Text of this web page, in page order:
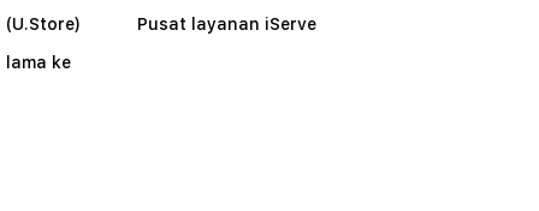
lama ke
Pusat layanan iServe